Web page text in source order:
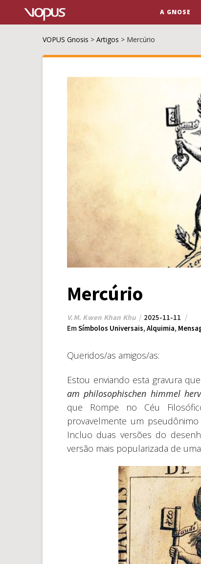
A GNOSE
VOPUS Gnosis > Artigos > Mercúrio
Mercúrio
V.M. Kwen Khan Khu
2025-11-11
EmSímbolos Universais, Alquimia,
Queridos/as amigos/as:
Estou enviando esta gravura
am philosophischen himmel
que Rompe no Céu
provavelmente um
Incluo duas versões do
versão mais popularizada de